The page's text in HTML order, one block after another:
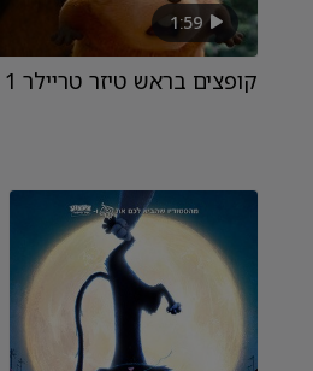
1:59
קופצים בראש טיזר טריילר 1